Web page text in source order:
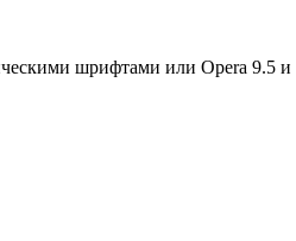
шрифтами или Opera 9.5 и